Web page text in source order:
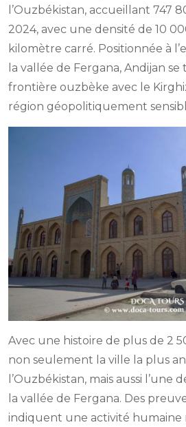
l’Ouzbékistan, accueillant 747
2024, avec une densité de 10
kilomètre carré. Positionnée à
la vallée de Fergana, Andijan
frontière ouzbèke avec le
région géopolitiquement
Avec une histoire de plus de 2
non seulement la ville la plus
l’Ouzbékistan, mais aussi l’une
la vallée de Fergana. Des
indiquent une activité humaine